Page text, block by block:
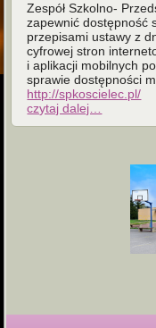
Zespół Szkolno-
zapewnić dostępność
przepisami ustawy z
cyfrowej stron
i aplikacji mobilnych
sprawie dostępności
http://spkoscielec.pl/
czytaj dalej…